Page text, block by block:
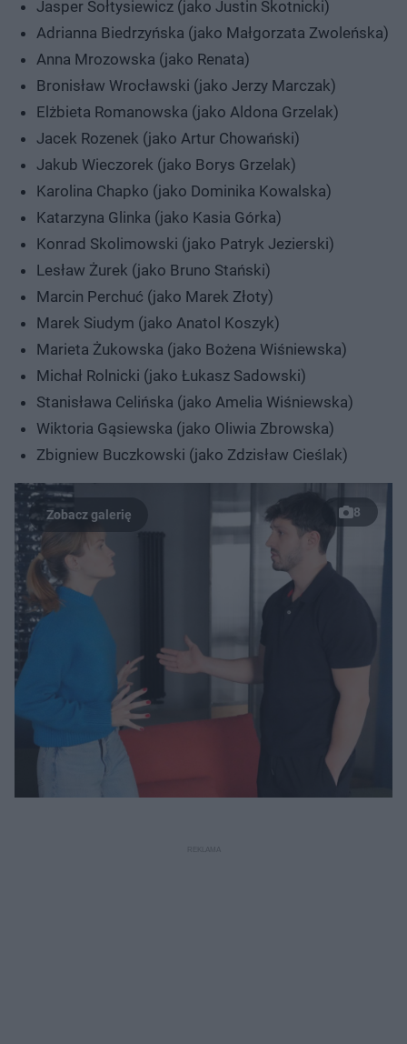
Jasper Sołtysiewicz (jako Justin Skotnicki)
Adrianna Biedrzyńska (jako Małgorzata Zwoleńska)
Anna Mrozowska (jako Renata)
Bronisław Wrocławski (jako Jerzy Marczak)
Elżbieta Romanowska (jako Aldona Grzelak)
Jacek Rozenek (jako Artur Chowański)
Jakub Wieczorek (jako Borys Grzelak)
Karolina Chapko (jako Dominika Kowalska)
Katarzyna Glinka (jako Kasia Górka)
Konrad Skolimowski (jako Patryk Jezierski)
Lesław Żurek (jako Bruno Stański)
Marcin Perchuć (jako Marek Złoty)
Marek Siudym (jako Anatol Koszyk)
Marieta Żukowska (jako Bożena Wiśniewska)
Michał Rolnicki (jako Łukasz Sadowski)
Stanisława Celińska (jako Amelia Wiśniewska)
Wiktoria Gąsiewska (jako Oliwia Zbrowska)
Zbigniew Buczkowski (jako Zdzisław Cieślak)
8